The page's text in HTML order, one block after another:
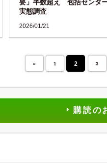
要」半数超え 包括センタ
実態調査
2026/01/21
« 1 2 3
購読の